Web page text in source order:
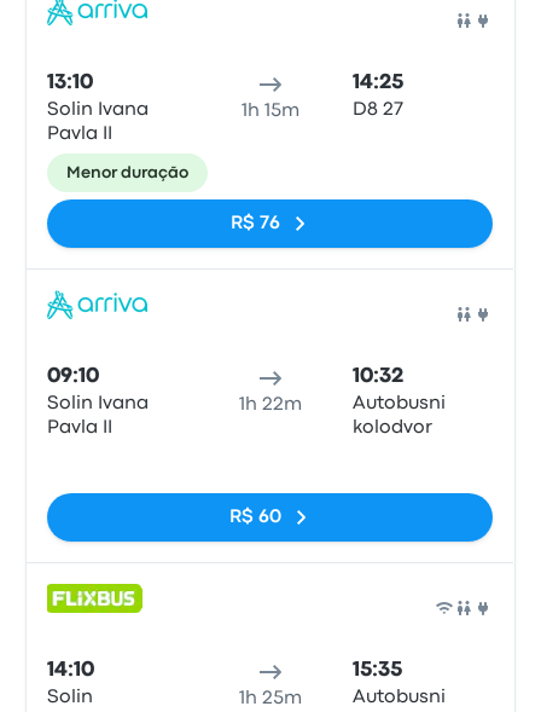
13:10
Solin Ivana
Pavla II
1h 15m
14:25
D8 27
Menor duração
R$ 76
09:10
Solin Ivana
Pavla II
1h 22m
10:32
Autobusni
kolodvor
R$ 60
14:10
Solin 1h 25m
15:35
Autobusni